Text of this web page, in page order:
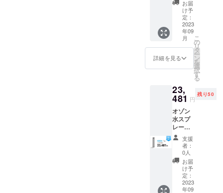
場合が
ありま
す。
更にな
る可能
性もご
ざいま
す。ご
了承く
ださ
い。 ※
材の供
給状
造工程
の都合
当によ
り出荷
時期が
遅れる
場合が
ありま
す。
ご購入
により
量産効
率が向
上した
場合、
正規販
格より
下がる
可能性
もござ
いま
す。 ※
デザイ
ン・仕
様は変
更にな
る可能
性もご
ざいま
定価
格：
24980
円（税
込） ・
割引率
は税込
予定販
売価格
0円）に
対する
もので
す。 ・
価格は
消費税
込・送
料込で
す。 ※
皆様の
ご購入
により
量産効
お届
け予
定：
2023
年09
月
詳細を見る
こ
の
リ
タ
ー
ン
を
選
択
す
る
23,
481 円
残り50
オゾン
水スプ
レー
（OZO3
）×1点
・一般
販売予
定価
格：
24980
円（税
支援
者：
0人
お届
け予
定：
2023
年09